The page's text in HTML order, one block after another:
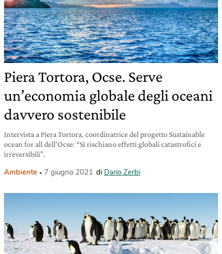
Piera Tortora, Ocse. Serve
un’economia globale degli oceani
davvero sostenibile
Intervista a Piera Tortora, coordinatrice del progetto Sustainable
ocean for all dell’Ocse: “Si rischiano effetti globali catastrofici e
irreversibili”.
Ambiente 7 giugno 2021 di Dario Zerbi